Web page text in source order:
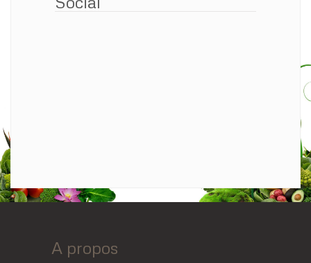
A propos